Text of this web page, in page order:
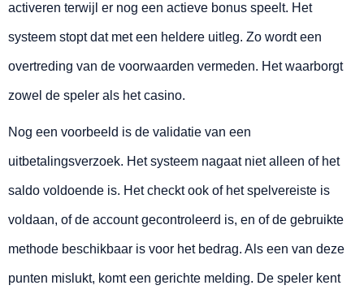
activeren terwijl er nog een actieve bonus speelt. Het
systeem stopt dat met een heldere uitleg. Zo wordt een
overtreding van de voorwaarden vermeden. Het waarborgt
zowel de speler als het casino.
Nog een voorbeeld is de validatie van een
uitbetalingsverzoek. Het systeem nagaat niet alleen of het
saldo voldoende is. Het checkt ook of het spelvereiste is
voldaan, of de account gecontroleerd is, en of de gebruikte
methode beschikbaar is voor het bedrag. Als een van deze
punten mislukt, komt een gerichte melding. De speler kent